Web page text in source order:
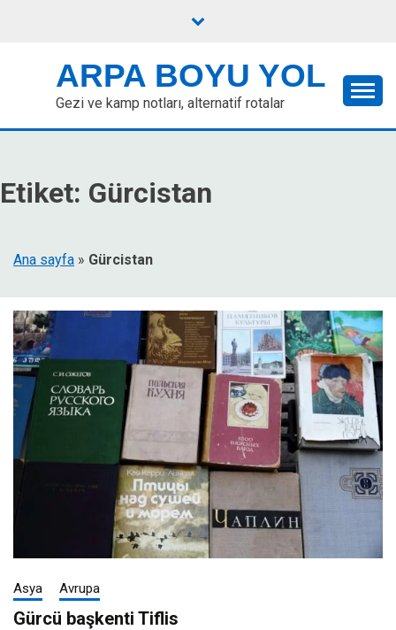
ARPA BOYU YOL
Gezi ve kamp notları, alternatif rotalar
Etiket: Gürcistan
Ana sayfa » Gürcistan
Asya Avrupa
Gürcü başkenti Tiflis